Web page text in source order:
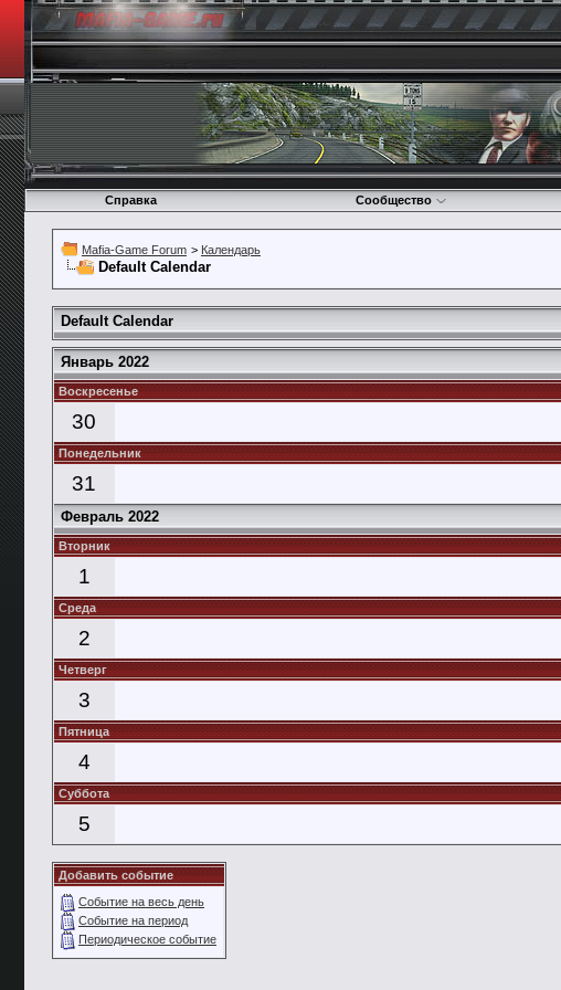
Справка Сообщество
Mafia-Game Forum > Календарь
Default Calendar
Default Calendar
Январь 2022
Воскресенье
30
Понедельник
31
Февраль 2022
Вторник
1
Среда
2
Четверг
3
Пятница
4
Суббота
5
Добавить событие
Событие на весь день
Событие на период
Периодическое событие